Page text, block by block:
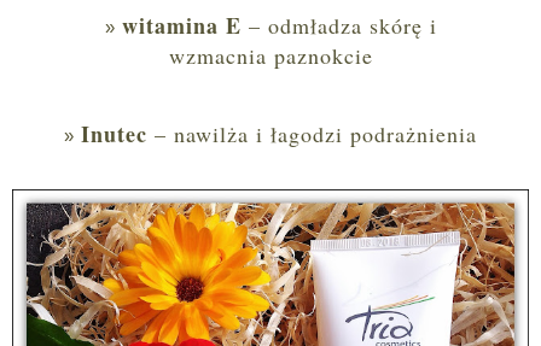
witamina E – odmładza skórę i
wzmacnia paznokcie
Inutec – nawilża i łagodzi podrażnienia